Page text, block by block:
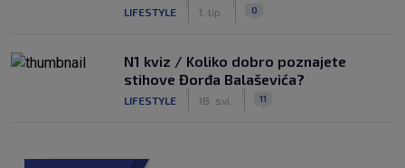
LIFESTYLE 1. lip. 0
N1 kviz / Koliko dobro poznajete
stihove Đorđa Balaševića?
LIFESTYLE 18. svi. 11